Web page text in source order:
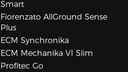
Smart
Fiorenzato AllGround Sense
Plus
ECM Synchronika
ECM Mechanika VI Slim
Profitec Go